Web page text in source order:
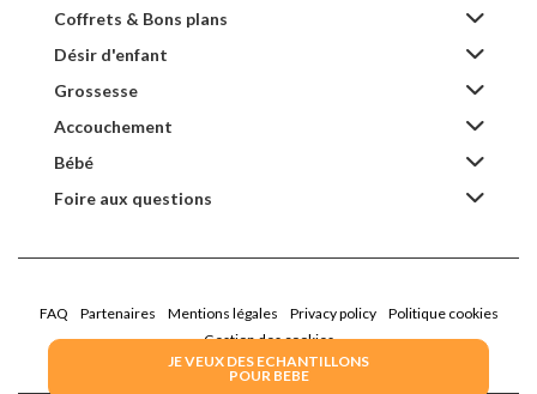
JE VEUX DES ECHANTILLONS
POUR BEBE
Coffrets & Bons plans
Désir d'enfant
Grossesse
Accouchement
Bébé
Foire aux questions
FAQ Partenaires Mentions légales Privacy policy
Politique cookies
Gestion des cookies